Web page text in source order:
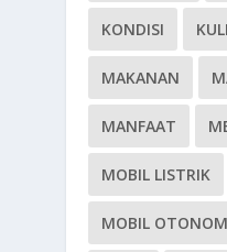
KONDISI
MAKANAN
MANFAAT
MOBIL LISTRIK
MOBIL OTONOM